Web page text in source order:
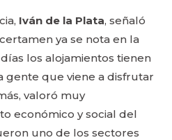
Iván de la Plata, señaló
ya se nota en la
los alojamientos tienen
gente que viene a disfrutar
valoró muy
económico y social del
uno de los sectores